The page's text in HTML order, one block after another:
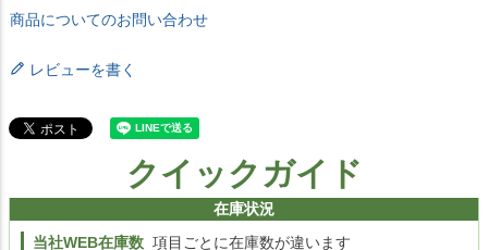
商品についてのお問い合わせ
レビューを書く
クイックガイド
在庫状況
当社WEB在庫数 項目ごとに在庫数が違います